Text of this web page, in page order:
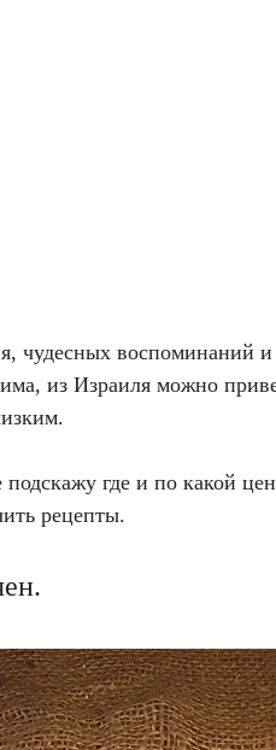
чудесных воспоминаний
из Израиля можно
где и по какой
рецепты.